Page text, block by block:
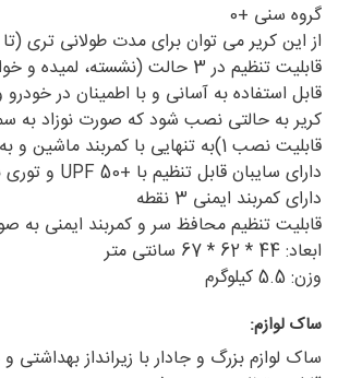
گروه سنی +0
از این کریر می توان برای مدت طولانی تری (تا وقتی قد نوزاد به 87 سانتی متر می رسد) در
قابلیت تنظیم در 3 حالت (نشسته، لمیده و خواب)
قابل استفاده به آسانی و با اطمینان در
کریر به حالتی نصب شود که صورت نوزاد به
قابلیت نصب 1)به تنهایی با کمربند ماشین و به صورت ایمن 2)با بیس ایزوفیکس در صورت استفاده در حالت خواب (خرید بیس به صورت جداگانه)
دارای سایبان قابل تنظیم با +UPF 50 و توری برای تهویه
دارای کمربند ایمنی 3 نقطه
قابلیت تنظیم محافظ سر و کمربند ایمنی به صورت
ابعاد: 44 * 62 * 67 سانتی متر
وزن: 5.5 کیلوگرم
ساک لوازم:
ساک لوازم بزرگ و جادار با زیرانداز